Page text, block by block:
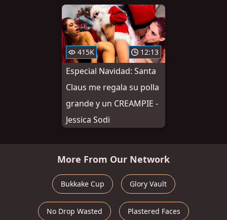
415K 12:13
Especial Navidad: Santa
Claus me regala su polla
grande y un CREAMPIE -
Jessica Sodi
More From Our Network
Bukkake Cup Glory Vault
No Drop Wasted Plastered Faces